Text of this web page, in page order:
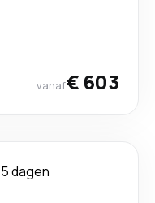
vanaf€ 603
dagen